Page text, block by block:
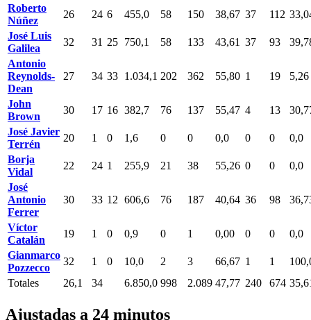
Roberto
Núñez
26 24 6 455,0 58 150 38,67 37 112
José Luis
Galilea
32 31 25 750,1 58 133 43,61 37 93
Antonio
Reynolds-
Dean
27 34 33 1.034,1 202 362 55,80 1 19 5,26
John
Brown
30 17 16 382,7 76 137 55,47 4 13
José Javier
Terrén
20 1 0 1,6 0 0 0,0 0 0
0,0
Borja
Vidal
22 24 1 255,9 21 38 55,26 0 0
0,0
José
Antonio
Ferrer
30 33 12 606,6 76 187 40,64 36 98
Víctor
Catalán
19 1 0 0,9 0 1 0,00 0 0
0,0
Gianmarco
Pozzecco
32 1 0 10,0 2 3 66,67 1 1
Totales
26,1 34 6.850,0 998 2.089 47,77 240 674
Ajustadas a 24 minutos